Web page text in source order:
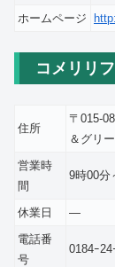
ホームページ
コメリリ
住所
〒015-
＆グリ
営業時
間
9時00分
休業日
―
電話番
号
0184ｰ24